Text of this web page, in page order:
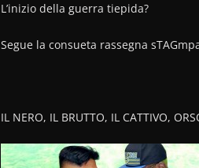
L’inizio della guerra tiepida?
Segue la consueta rassegna
IL NERO, IL BRUTTO, IL CATTIVO,